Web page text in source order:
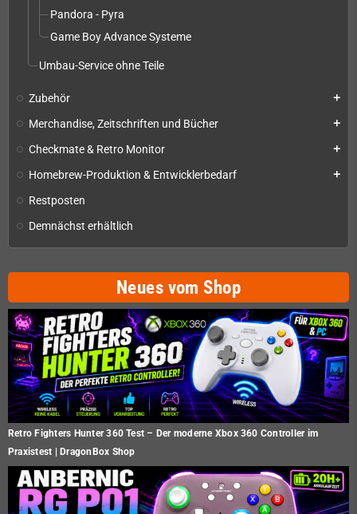
Pandora - Pyra
Game Boy Advance Systeme
Umbau-Service ohne Teile
Zubehör add
Merchandise, Zeitschriften und Bücher add
Checkmate & Retro Monitor add
Homebrew-Produktion & Entwicklerbedarf add
Restposten
Demnächst erhältlich
Neues vom Shop
Retro Fighters Hunter 360 Test – Der moderne Xbox 360 Controller im
Praxistest | DragonBox Shop